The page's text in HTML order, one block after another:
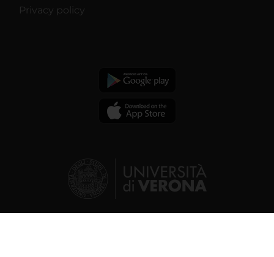
Privacy policy